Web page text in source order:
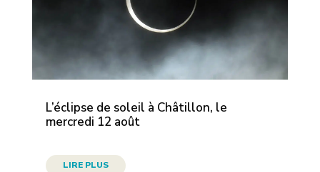
L’éclipse de soleil à Châtillon, le
mercredi 12 août
LIRE PLUS